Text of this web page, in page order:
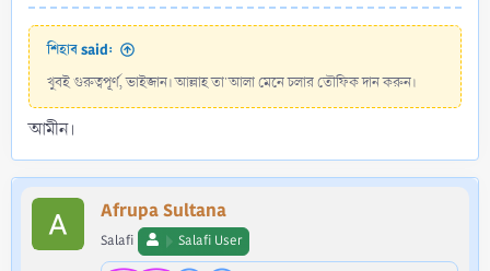
শিহাব said:
খুবই গুরুত্বপূর্ণ, ভাইজান। আল্লাহ তা'আলা মেনে চলার তৌফিক দান করুন।
আমীন।
Afrupa Sultana
Salafi Salafi User